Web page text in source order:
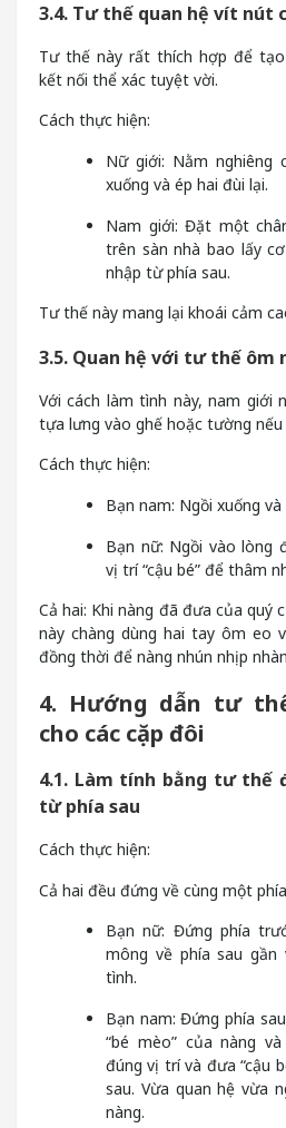
3.4. Tư thế quan hệ vít nút
Tư thế này rất thích hợp để
kết nối thể xác tuyệt vời.
Cách thực hiện:
Nữ giới: Nằm nghiêng
xuống và ép hai đùi lại.
Nam giới: Đặt một
trên sàn nhà bao lấy
nhập từ phía sau.
Tư thế này mang lại khoái cảm
3.5. Quan hệ với tư thế ôm
Với cách làm tình này, nam giới
tựa lưng vào ghế hoặc tường nếu
Cách thực hiện:
Bạn nam: Ngồi xuống
Bạn nữ: Ngồi vào lòng
vị trí “cậu bé” để thâm
Cả hai: Khi nàng đã đưa của quý
này chàng dùng hai tay ôm eo
đồng thời để nàng nhún nhịp
4. Hướng dẫn tư
cho các cặp đôi
4.1. Làm tính bằng tư thế
từ phía sau
Cách thực hiện:
Cả hai đều đứng về cùng một
Bạn nữ: Đứng phía
mông về phía sau
tình.
Bạn nam: Đứng phía
“bé mèo” của nàng
đúng vị trí và đưa “cậu
sau. Vừa quan hệ vừa
nàng.